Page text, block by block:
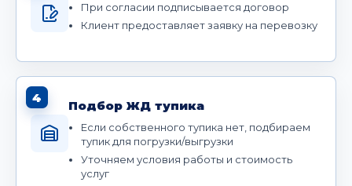
При согласии подписывается договор
Клиент предоставляет заявку на перевозку
4
Подбор ЖД тупика
Если собственного тупика нет, подбираем
тупик для погрузки/выгрузки
Уточняем условия работы и стоимость
услуг